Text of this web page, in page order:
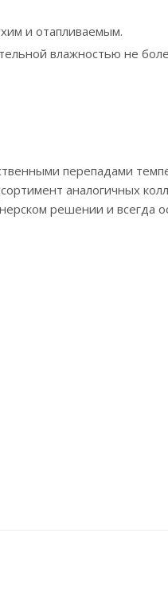
и отапливаемым.
влажностью не
перепадами
аналогичных
решении и всегда